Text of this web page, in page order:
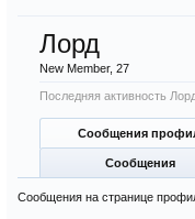
Лорд
New Member, 27
Последняя активность
Сообщения
Сообщения
Сообщения на странице